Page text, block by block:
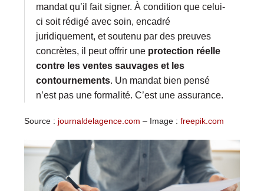
mandat qu’il fait signer. À condition que celui-
ci soit rédigé avec soin, encadré
juridiquement, et soutenu par des preuves
concrètes, il peut offrir uneprotection réelle
contre les ventes sauvages et les
contournements. Un mandat bien pensé
n’est pas une formalité. C’est une assurance.
Source : journaldelagence.com – Image : freepik.com